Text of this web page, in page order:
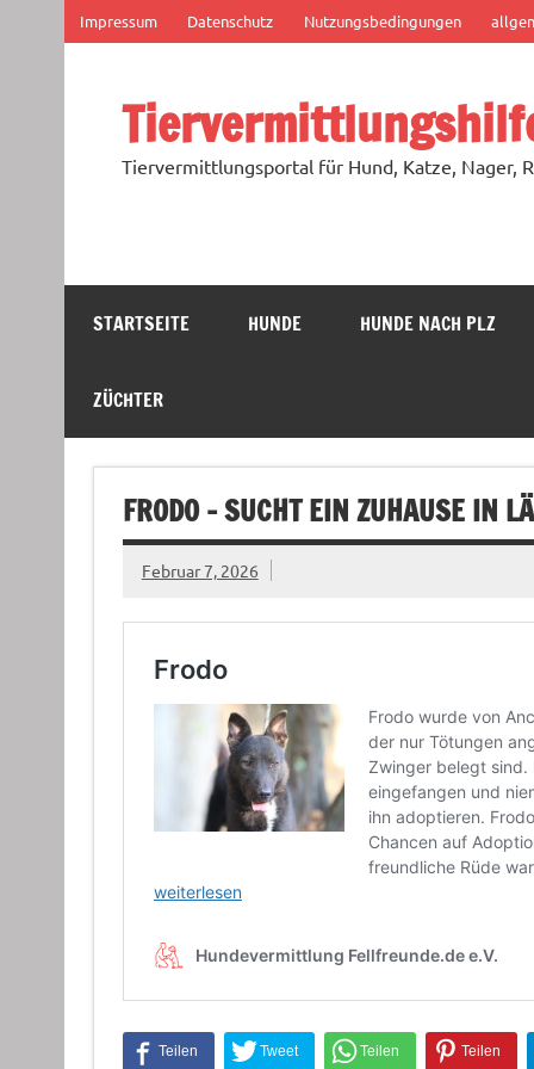
springen
Impressum Datenschutz Nutzungsbedingungen
Tiervermittlungsportal für Hund, Katze, Nager,
STARTSEITE HUNDE HUNDE NACH PLZ
ZÜCHTER
FRODO – SUCHT EIN ZUHAUSE IN
Februar 7, 2026